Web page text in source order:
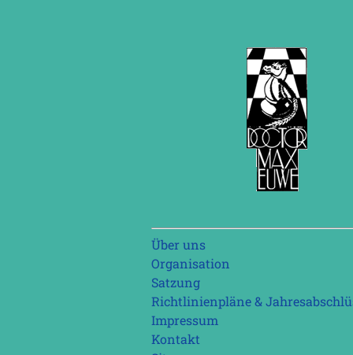
Navigation
überspringen
Über uns
Organisation
Satzung
Richtlinienpläne &
Impressum
Kontakt